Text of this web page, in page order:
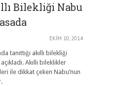
Bilekliği Nabu
EKIM 10, 2014
tanıttığı akıllı bilekliği
Akıllı bileklikler
ile dikkat çeken Nabu’nun